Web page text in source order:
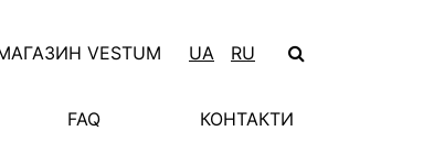
VESTUM UA RU
FAQ КОНТАКТИ